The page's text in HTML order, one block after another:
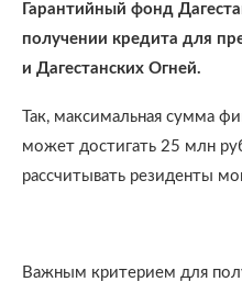
Гарантийный фонд
получении кредита для
и Дагестанских Огней.
Так, максимальная сумма
может достигать 25 млн
рассчитывать резиденты
Важным критерием для